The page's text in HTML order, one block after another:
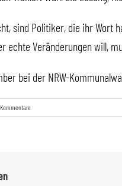
sind Politiker, die ihr Wort
echte Veränderungen will,
bei der NRW-